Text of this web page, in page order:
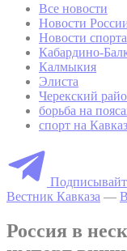
Все новости
Новости
Новости спорта
Кабардино-
Калмыкия
Элиста
Черекский
борьба на
спорт на
Вестник Кавказа —
Россия в